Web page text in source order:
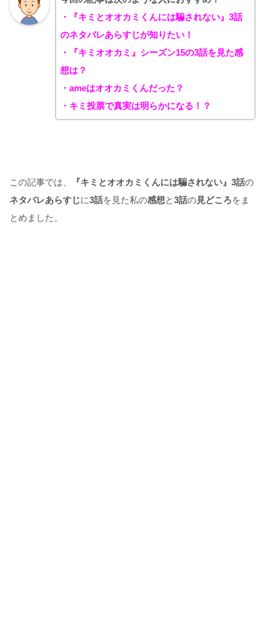
・『キミとオオカミくんには騙されない』3話
のネタバレあらすじが知りたい！
・『キミオオカミ』シーズン15の3話を見た感
想は？
・ameはオオカミくんだった？
・キミ投票で真実は明らかになる！？
この記事では、 『キミとオオカミくんには騙されない』3話の
ネタバレあらすじに3話を見た私の感想と3話の見どころをま
とめました。